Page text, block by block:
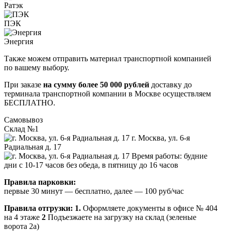
Ратэк
ПЭК
Энергия
Также можем отправить материал транспортной компанией
по вашему выбору.
При заказе на сумму более 50 000 рублей доставку до
терминала транспортной компании в Москве осуществляем
БЕСПЛАТНО.
Самовывоз
Склад №1
г. Москва, ул. 6-я
Радиальная д. 17
Время работы: будние
дни с 10-17 часов без обеда, в пятницу до 16 часов
Правила парковки:
первые 30 минут — бесплатно, далее — 100 руб/час
Правила отгрузки: 1. Оформляете документы в офисе № 404
на 4 этаже 2 Подъезжаете на загрузку на склад (зеленые
ворота 2а)